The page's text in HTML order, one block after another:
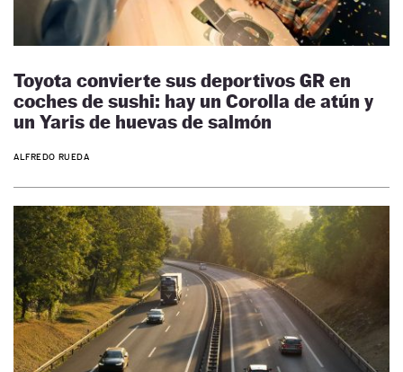
Toyota convierte sus deportivos GR en
coches de sushi: hay un Corolla de atún y
un Yaris de huevas de salmón
ALFREDO RUEDA